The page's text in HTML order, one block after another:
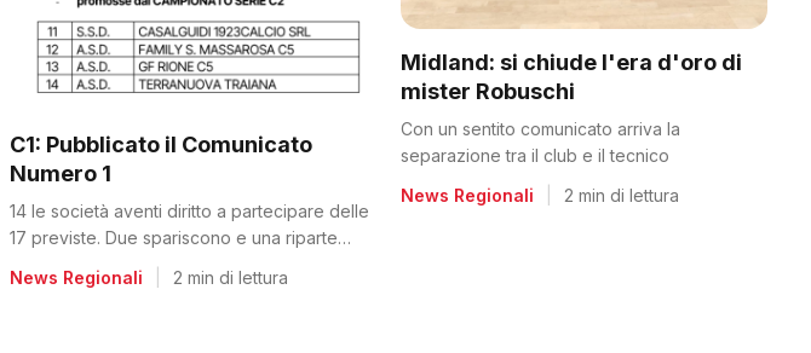
C1: Pubblicato il Comunicato
Numero 1
14 le società aventi diritto a partecipare delle
17 previste. Due spariscono e una riparte
News Regionali 2 min di lettura
Midland: si chiude l'era d'oro di
mister Robuschi
Con un sentito comunicato arriva la
separazione tra il club e il tecnico
News Regionali
2 min di lettura